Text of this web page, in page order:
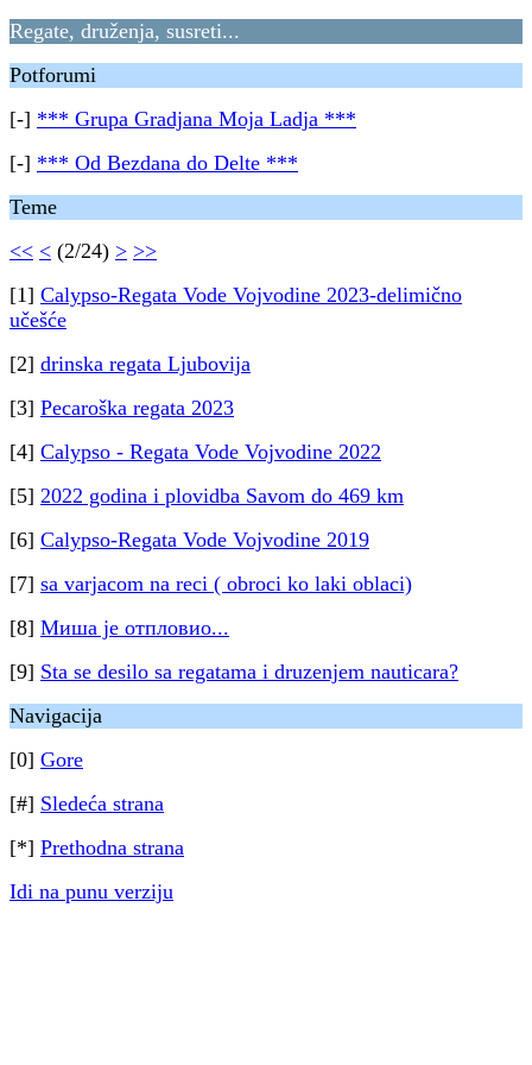
Regate, druženja, susreti...
Potforumi
[-] *** Grupa Gradjana Moja Ladja ***
[-] *** Od Bezdana do Delte ***
Teme
<< < (2/24) > >>
[1] Calypso-Regata Vode Vojvodine 2023-delimično
učešće
[2] drinska regata Ljubovija
[3] Pecaroška regata 2023
[4] Calypso - Regata Vode Vojvodine 2022
[5] 2022 godina i plovidba Savom do 469 km
[6] Calypso-Regata Vode Vojvodine 2019
[7] sa varjacom na reci ( obroci ko laki oblaci)
[8] Миша је отпловио...
[9] Sta se desilo sa regatama i druzenjem nauticara?
Navigacija
[0] Gore
[#] Sledeća strana
[*] Prethodna strana
Idi na punu verziju